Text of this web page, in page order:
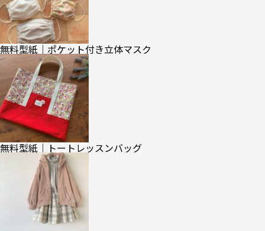
無料型紙｜ポケット付き立体マスク
無料型紙｜トートレッスンバッグ